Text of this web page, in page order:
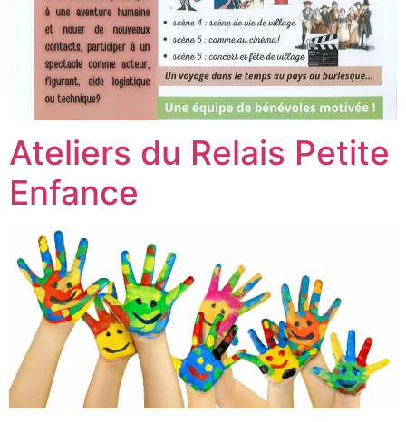
Ateliers du Relais Petite
Enfance